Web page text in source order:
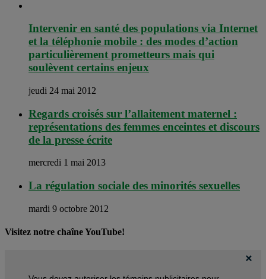
Intervenir en santé des populations via Internet
et la téléphonie mobile : des modes d’action
particulièrement prometteurs mais qui
soulèvent certains enjeux
jeudi 24 mai 2012
Regards croisés sur l’allaitement maternel :
représentations des femmes enceintes et discours
de la presse écrite
mercredi 1 mai 2013
La régulation sociale des minorités sexuelles
mardi 9 octobre 2012
Visitez notre chaîne YouTube!